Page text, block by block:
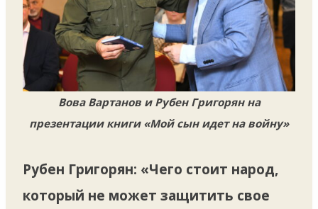
Вова Вартанов и Рубен Григорян на
презентации книги «Мой сын идет на войну»
Рубен Григорян: «Чего стоит народ,
который не может защитить свое